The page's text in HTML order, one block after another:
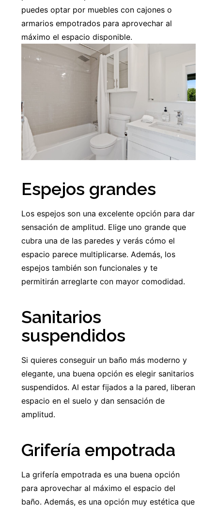
puedes optar por muebles con cajones o
armarios empotrados para aprovechar al
máximo el espacio disponible.
Espejos grandes
Los espejos son una excelente opción para dar
sensación de amplitud. Elige uno grande que
cubra una de las paredes y verás cómo el
espacio parece multiplicarse. Además, los
espejos también son funcionales y te
permitirán arreglarte con mayor comodidad.
Sanitarios
suspendidos
Si quieres conseguir un baño más moderno y
elegante, una buena opción es elegir sanitarios
suspendidos. Al estar fijados a la pared, liberan
espacio en el suelo y dan sensación de
amplitud.
Grifería empotrada
La grifería empotrada es una buena opción
para aprovechar al máximo el espacio del
baño. Además, es una opción muy estética que